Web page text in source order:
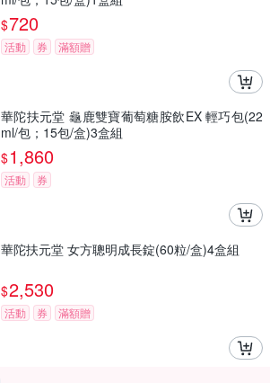
$720
活動 券 滿額贈
華陀扶元堂 龜鹿雙寶葡萄糖胺飲EX 輕巧包(22
ml/包；15包/盒)3盒組
$1,860
活動 券
華陀扶元堂 女方聰明成長錠(60粒/盒)4盒組
$2,530
活動 券 滿額贈